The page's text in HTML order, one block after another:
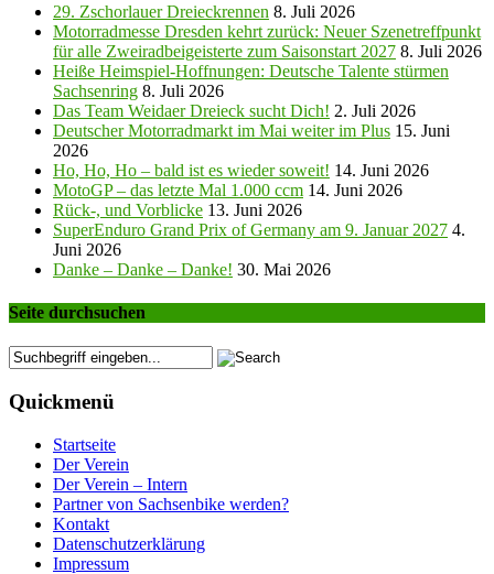
29. Zschorlauer Dreieckrennen 8. Juli 2026
Motorradmesse Dresden kehrt zurück: Neuer Szenetreffpunkt
für alle Zweiradbeigeisterte zum Saisonstart 2027 8. Juli 2026
Heiße Heimspiel-Hoffnungen: Deutsche Talente stürmen
Sachsenring 8. Juli 2026
Das Team Weidaer Dreieck sucht Dich! 2. Juli 2026
Deutscher Motorradmarkt im Mai weiter im Plus 15. Juni
2026
Ho, Ho, Ho – bald ist es wieder soweit! 14. Juni 2026
MotoGP – das letzte Mal 1.000 ccm 14. Juni 2026
Rück-, und Vorblicke 13. Juni 2026
SuperEnduro Grand Prix of Germany am 9. Januar 2027 4.
Juni 2026
Danke – Danke – Danke! 30. Mai 2026
Seite durchsuchen
Quickmenü
Startseite
Der Verein
Der Verein – Intern
Partner von Sachsenbike werden?
Kontakt
Datenschutzerklärung
Impressum